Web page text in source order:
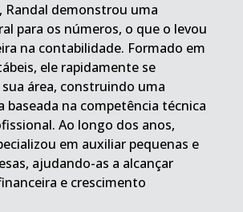
Randal demonstrou uma
para os números, o que o levou
na contabilidade. Formado em
ele rapidamente se
área, construindo uma
baseada na competência técnica
Ao longo dos anos,
em auxiliar pequenas e
ajudando-as a alcançar
e crescimento